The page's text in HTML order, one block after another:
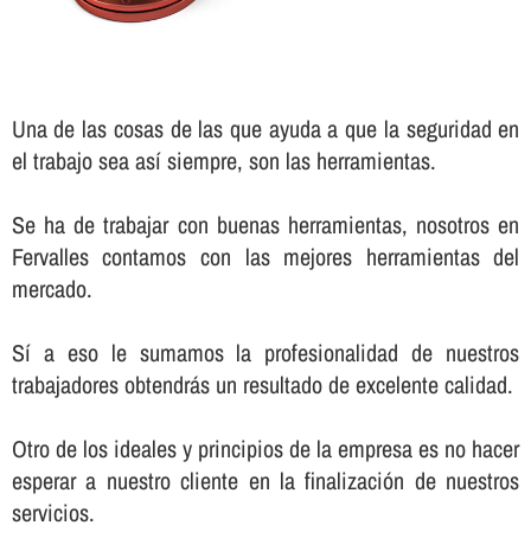
Una de las cosas de las que ayuda a que la seguridad en
el trabajo sea así­ siempre, son las herramientas.
Se ha de trabajar con buenas herramientas, nosotros en
Fervalles contamos con las mejores herramientas del
mercado.
Sí­ a eso le sumamos la profesionalidad de nuestros
trabajadores obtendrás un resultado de excelente calidad.
Otro de los ideales y principios de la empresa es no hacer
esperar a nuestro cliente en la finalización de nuestros
servicios.